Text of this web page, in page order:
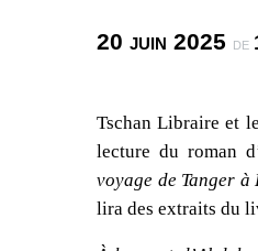
20 juin 2025 de
Tschan Libraire et
lecture du roman
voyage de Tanger à
lira des extraits du